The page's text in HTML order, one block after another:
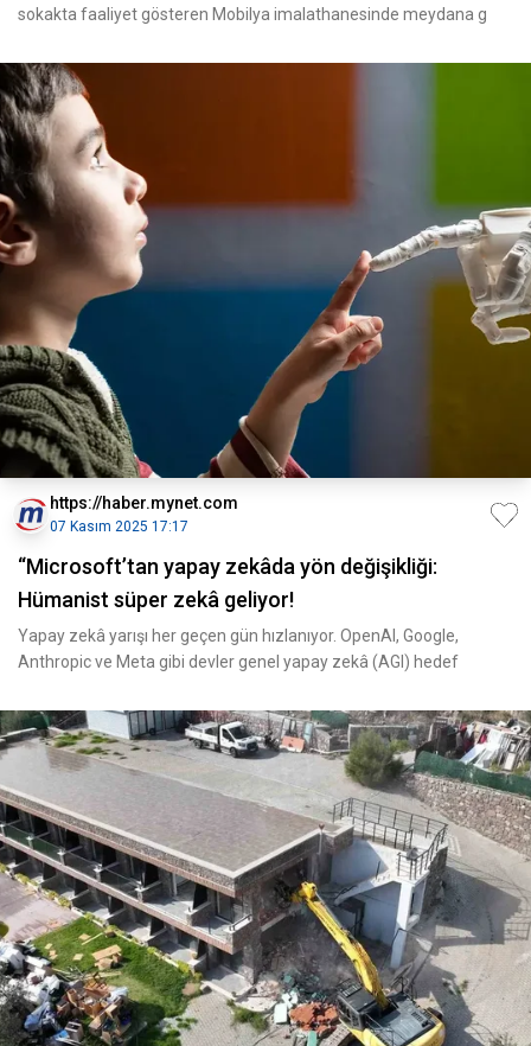
sokakta faaliyet gösteren Mobilya imalathanesinde meydana g
https://haber.mynet.com
07 Kasım 2025 17:17
“Microsoft’tan yapay zekâda yön değişikliği:
Hümanist süper zekâ geliyor!
Yapay zekâ yarışı her geçen gün hızlanıyor. OpenAI, Google,
Anthropic ve Meta gibi devler genel yapay zekâ (AGI) hedef